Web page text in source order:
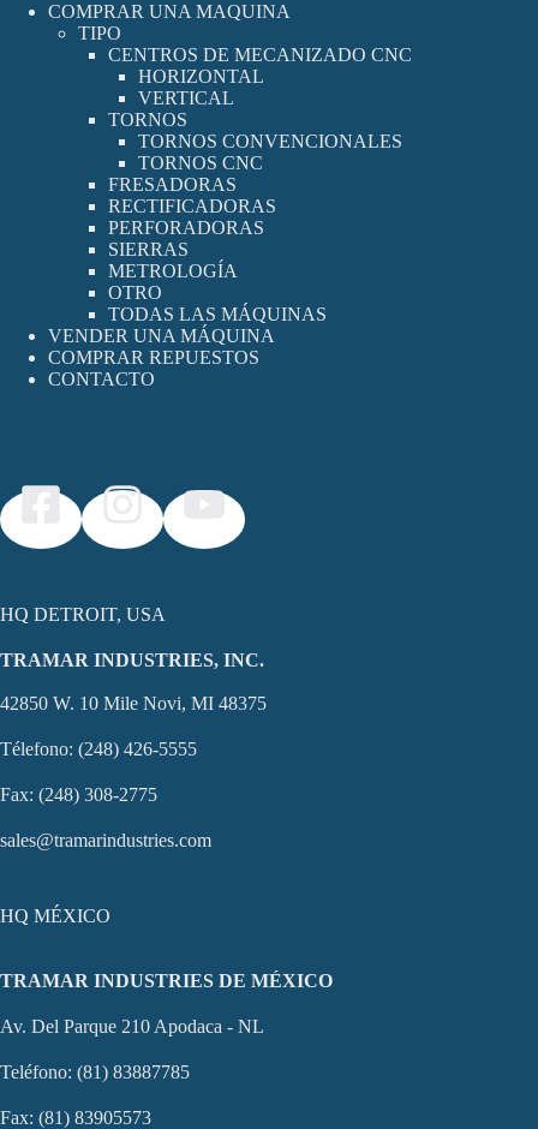
COMPRAR UNA MAQUINA
TIPO
CENTROS DE MECANIZADO CNC
HORIZONTAL
VERTICAL
TORNOS
TORNOS CONVENCIONALES
TORNOS CNC
FRESADORAS
RECTIFICADORAS
PERFORADORAS
SIERRAS
METROLOGÍA
OTRO
TODAS LAS MÁQUINAS
VENDER UNA MÁQUINA
COMPRAR REPUESTOS
CONTACTO
HQ DETROIT, USA
TRAMAR INDUSTRIES, INC.
42850 W. 10 Mile Novi, MI 48375
Télefono: (248) 426-5555
Fax: (248) 308-2775
sales@tramarindustries.com
HQ MÉXICO
TRAMAR INDUSTRIES DE MÉXICO
Av. Del Parque 210 Apodaca - NL
Teléfono: (81) 83887785
Fax: (81) 83905573